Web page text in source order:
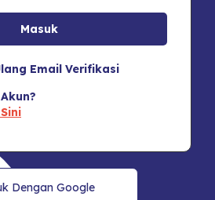
Email Verifikasi
Dengan Google